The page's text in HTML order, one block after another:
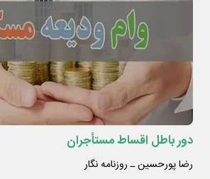
دور باطل اقساط مستأجران
رضا پورحسین ـ روزنامه نگار